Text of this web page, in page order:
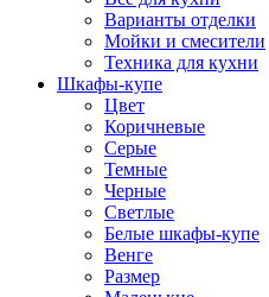
Варианты отделки
Мойки и смесители
Техника для кухни
Шкафы-купе
Цвет
Коричневые
Серые
Темные
Черные
Светлые
Белые шкафы-купе
Венге
Размер